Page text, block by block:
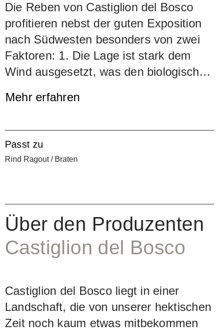
Die Reben von Castiglion del Bosco
profitieren nebst der guten Exposition
nach Südwesten besonders von zwei
Faktoren: 1. Die Lage ist stark dem
Wind ausgesetzt, was den biologischen
eine kompakte, kiesige Masse, die sehr
wird während zwei Jahren teils in
Barriques, teils in grossen
Eichenfässern ausgebaut. So entsteht
ein Wein von grosser Feinheit mit
Gesamtstruktur eingebunden.
Mehr erfahren
Passt zu
Rind Ragout / Braten
Über den Produzenten
Castiglion del Bosco
Castiglion del Bosco liegt in einer
Landschaft, die von unserer hektischen
Zeit noch kaum etwas mitbekommen